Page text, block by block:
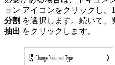
ョン アイコンをクリックし、
分割 を選択します。続いて
抽出 をクリックします。